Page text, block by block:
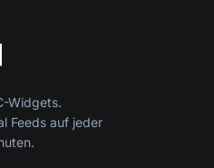
Widgets.
Feeds auf jeder